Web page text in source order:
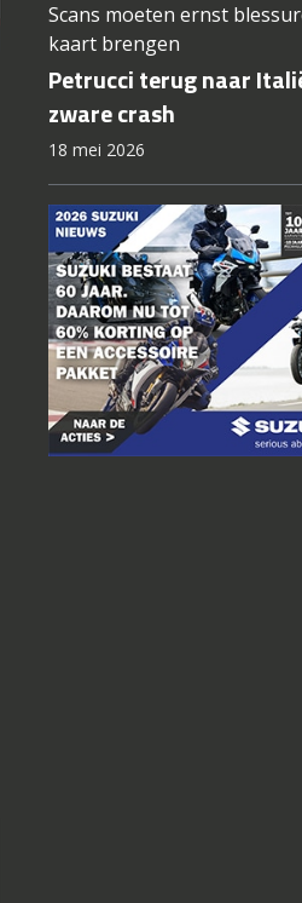
Scans moeten ernst
kaart brengen
Petrucci terug naar
zware crash
18 mei 2026